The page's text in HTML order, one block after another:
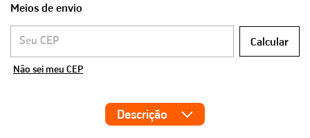
Meios de envio
Entregas para o CEP:
Calcular
Não sei meu CEP
Descrição